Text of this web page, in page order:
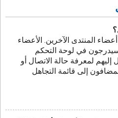
المنتدى الآخرين. الأعضاء
في لوحة التحكم
لمعرفة حالة الاتصال أو
إلى قائمة التجاهل